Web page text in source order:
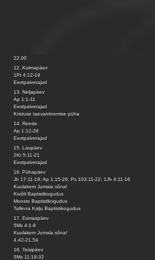
22.00
12. Kolmapäev
1Pt 4:12-19
Eestpalvetajad
13. Neljapäev
Ap 1:1-11
Eestpalvetajad
Kristuse taevaminemise püha
14. Reede
Ap 1:12-26
Eestpalvetajad
15. Laupäev
2Kr 5:11-21
Eestpalvetajad
16. Pühapäev
Jh 17:11-19; Ap 1:15-26; Ps 103:11-22; 1Jh 4:11-16
Kuulakem Jumala sõna!
Kiviõli Baptistikogudus
Mooste Baptistikogudus
Tallinna Kalju Baptistikogudus
17. Esmaspäev
5Ms 4:1-8
Kuulakem Jumala sõna!
4.42-21.54
18. Teisipäev
5Ms 11:18-32